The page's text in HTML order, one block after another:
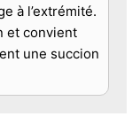
à l’extrémité.
et convient
une succion